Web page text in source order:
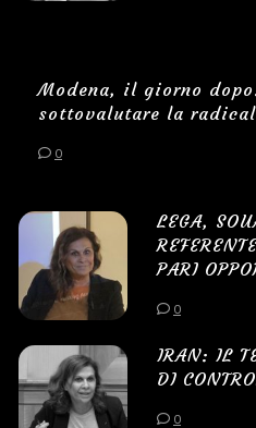
Modena, il giorno
sottovalutare la
0
LEGA,
PARI
0
IRAN: IL
DI
0